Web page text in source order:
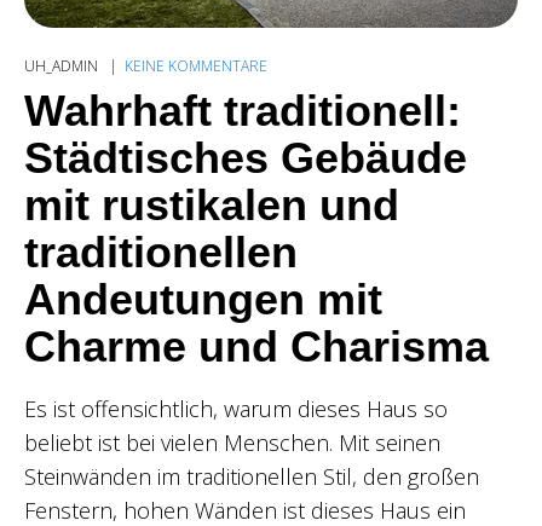
UH_ADMIN KEINE KOMMENTARE
Wahrhaft traditionell:
Städtisches Gebäude
mit rustikalen und
traditionellen
Andeutungen mit
Charme und Charisma
Es ist offensichtlich, warum dieses Haus so
beliebt ist bei vielen Menschen. Mit seinen
Steinwänden im traditionellen Stil, den großen
Fenstern, hohen Wänden ist dieses Haus ein